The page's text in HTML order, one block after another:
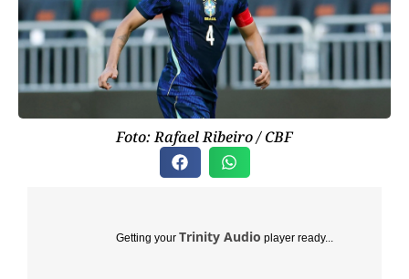
Foto: Rafael Ribeiro / CBF
Getting your Trinity Audio player ready...